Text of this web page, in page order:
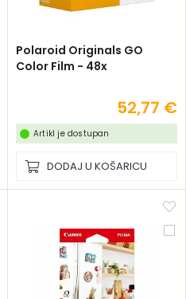
Polaroid Originals GO
Color Film - 48x
52,77 €
Artikl je dostupan
DODAJ U KOŠARICU